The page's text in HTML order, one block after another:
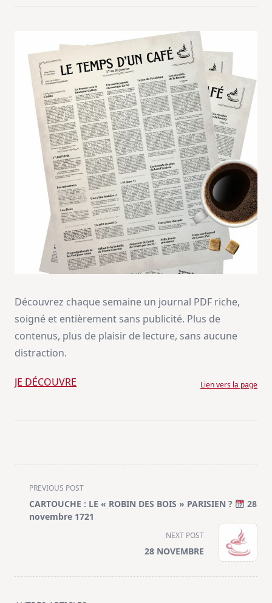
Découvrez chaque semaine un journal PDF riche,
soigné et entièrement sans publicité. Plus de
contenus, plus de plaisir de lecture, sans aucune
distraction.
JE DÉCOUVRE Lien vers la page
<span
class="nav-
subtitle
PREVIOUS POST
CARTOUCHE : LE « ROBIN DES BOIS » PARISIEN ?
28
novembre 1721
NEXT POST
28 NOVEMBRE